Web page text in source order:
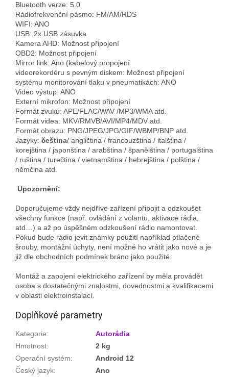
Bluetooth verze: 5.0
Rádiofrekvenční pásmo: FM/AM/RDS
WIFI: ANO
USB: 2x USB zásuvka
Kamera AHD: Možnost připojení
OBD2: Možnost připojení
Mirror link: Ano (kabelový propojení
videorekordéru s pevným diskem: Možnost připojení
systému monitorování tlaku v pneumatikách: ANO
Video výstup: ANO
Externí mikrofon: Možnost připojení
Formát zvuku: APE/FLAC/WAV /MP3/WMA atd.
Formát videa: MKV/RMVB/AVI/MP4/MDV atd.
Formát obrazu: PNG/JPEG/JPG/GIF/WBMP/BNP atd.
Jazyky: čeština/ angličtina / francouzština / italština /
korejština / japonština / arabština / španělština / portugalština
/ ruština / turečtina / vietnamština / hebrejština / polština /
němčina atd.
Upozornění:
Doporučujeme vždy nejdříve zařízení připojit a odzkoušet
všechny funkce (např. ovládání z volantu, aktivace rádia,
atd…) a až po úspěšném odzkoušení rádio namontovat.
Pokud bude rádio jevit známky použití například otlačené
šrouby, montážní úchyty, není možné ho vrátit jako nové a je
již dle obchodních podmínek bráno jako použité.
Montáž a zapojení elektrického zařízení by měla provádět
osoba s dostatečnými znalostmi, dovednostmi a kvalifikacemi
v oblasti elektroinstalací.
Doplňkové parametry
Kategorie:
Autorádia
Hmotnost:
2 kg
Operační systém:
Android 12
Český jazyk: Ano